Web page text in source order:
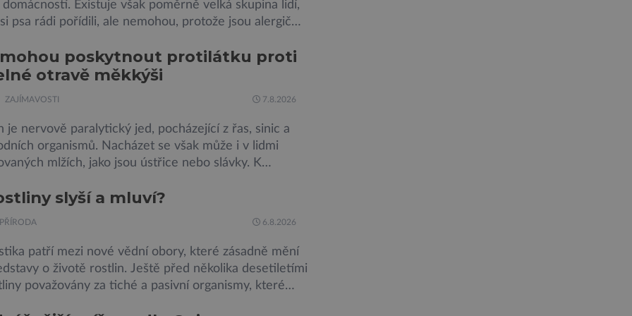
domácností. Existuje však poměrně velká skupina lidí,
psa rádi pořídili, ale nemohou, protože jsou alergičtí.
v psích slinách, potu, moči a šupinkách kůže,
v srsti. Vědci nyní geneticky upravili psy, aby […]
poskytnout protilátku proti
otravě měkkýši
ZAJÍMAVOSTI 7.8.2026
je nervově paralytický jed, pocházející z řas, sinic a
organismů. Nacházet se však může i v lidmi
mlžích, jako jsou ústřice nebo slávky. K
Dosud proti tomuto jedu neexistovala protilátka,
vědci objevili, ovšem její zdroj je […]
slyší a mluví?
PŘÍRODA 6.8.2026
patří mezi nové vědní obory, které zásadně mění
o životě rostlin. Ještě před několika desetiletími
považovány za tiché a pasivní organismy, které